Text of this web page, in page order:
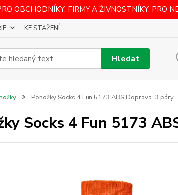
OBCHODNÍKY, FIRMY A ŽIVNOSTNÍKY. PRO
KE STAŽENÍ
Hledat
Ponožky Socks 4 Fun 5173 ABS Doprava-3 páry
Socks 4 Fun 5173